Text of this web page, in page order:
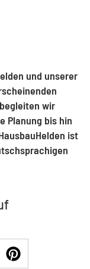
und unserer
wir
Planung bis hin
ist